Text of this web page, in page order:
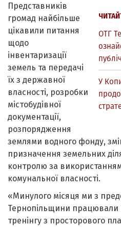
ОТГ
У
Представників
громад найбільше
цікавили питання
щодо
інвентаризації
земель та передачі
їх з державної
власності, розробки
містобудівної
документації,
розпорядження
землями водного фонду,
призначення земельних
контролю за
комунальної власності.
«Минулого місяця ми з
Тернопільщини працювали
тренінгу з просторового